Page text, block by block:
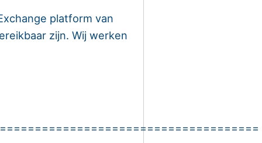
platform van
zijn. Wij werken